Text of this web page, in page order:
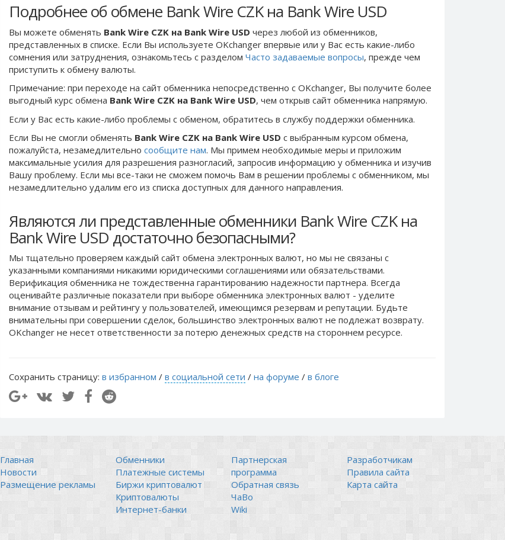
Подробнее об обмене Bank Wire CZK на Bank Wire USD
Вы можете обменять Bank Wire CZK на Bank Wire USD через любой из обменников,
представленных в списке. Если Вы используете OKchanger впервые или у Вас есть какие-либо
сомнения или затруднения, ознакомьтесь с разделом Часто задаваемые вопросы, прежде чем
приступить к обмену валюты.
Примечание: при переходе на сайт обменника непосредственно c OKchanger, Вы получите более
выгодный курс обмена Bank Wire CZK на Bank Wire USD, чем открыв сайт обменника напрямую.
Если у Вас есть какие-либо проблемы с обменом, обратитесь в службу поддержки обменника.
Если Вы не смогли обменять Bank Wire CZK на Bank Wire USD с выбранным курсом обмена,
пожалуйста, незамедлительно сообщите нам. Мы примем необходимые меры и приложим
максимальные усилия для разрешения разногласий, запросив информацию у обменника и изучив
Вашу проблему. Если мы все-таки не сможем помочь Вам в решении проблемы c обменником, мы
незамедлительно удалим его из списка доступных для данного направления.
Являются ли представленные обменники Bank Wire CZK на
Bank Wire USD достаточно безопасными?
Мы тщательно проверяем каждый сайт обмена электронных валют, но мы не связаны c
указанными компаниями никакими юридическими соглашениями или обязательствами.
Верификация обменника не тождественна гарантированию надежности партнера. Всегда
оценивайте различные показатели при выборе обменника электронных валют - уделите
внимание отзывам и рейтингу у пользователей, имеющимся резервам и репутации. Будьте
внимательны при совершении сделок, большинство электронных валют не подлежат возврату.
OKchanger не несет ответственности за потерю денежных средств на стороннем ресурсе.
Сохранить страницу: в избранном / в социальной сети / на форуме / в блоге
Главная
Новости
Размещение рекламы
Обменники
Платежные системы
Биржи криптовалют
Криптовалюты
Интернет-банки
Партнерская
программа
Обратная связь
ЧаВо
Wiki
Разработчикам
Правила сайта
Карта сайта